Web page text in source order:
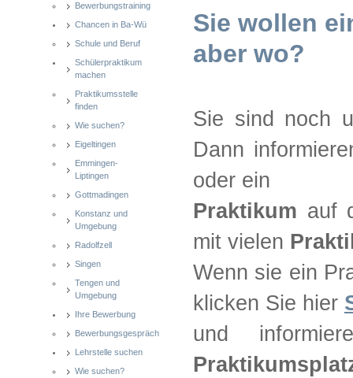
Bewerbungstraining
Chancen in Ba-Wü
Schule und Beruf
Schülerpraktikum
machen
Praktikumsstelle
finden
Wie suchen?
Eigeltingen
Emmingen-
Liptingen
Gottmadingen
Konstanz und
Umgebung
Radolfzell
Singen
Tengen und
Umgebung
Ihre Bewerbung
Bewerbungsgespräch
Lehrstelle suchen
Wie suchen?
Sie wollen
aber wo?
Sie sind noch
Dann
oder ein
Praktikum auf
mit vielen
Wenn sie ein
klicken Sie hier
und